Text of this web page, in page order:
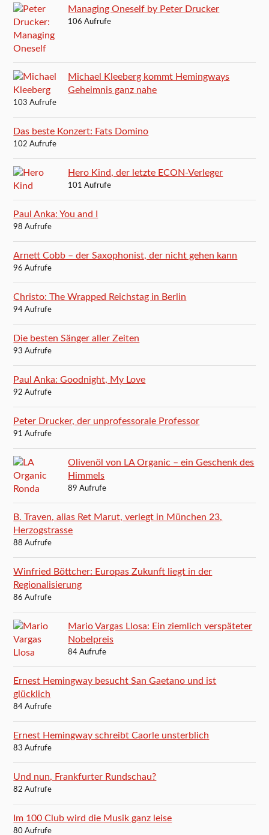
Managing Oneself by Peter Drucker
106 Aufrufe
Michael Kleeberg kommt Hemingways
Geheimnis ganz nahe
103 Aufrufe
Das beste Konzert: Fats Domino
102 Aufrufe
Hero Kind, der letzte ECON-Verleger
101 Aufrufe
Paul Anka: You and I
98 Aufrufe
Arnett Cobb – der Saxophonist, der nicht gehen kann
96 Aufrufe
Christo: The Wrapped Reichstag in Berlin
94 Aufrufe
Die besten Sänger aller Zeiten
93 Aufrufe
Paul Anka: Goodnight, My Love
92 Aufrufe
Peter Drucker, der unprofessorale Professor
91 Aufrufe
Olivenöl von LA Organic – ein Geschenk des
Himmels
89 Aufrufe
B. Traven, alias Ret Marut, verlegt in München 23,
Herzogstrasse
88 Aufrufe
Winfried Böttcher: Europas Zukunft liegt in der
Regionalisierung
86 Aufrufe
Mario Vargas Llosa: Ein ziemlich verspäteter
Nobelpreis
84 Aufrufe
Ernest Hemingway besucht San Gaetano und ist
glücklich
84 Aufrufe
Ernest Hemingway schreibt Caorle unsterblich
83 Aufrufe
Und nun, Frankfurter Rundschau?
82 Aufrufe
Im 100 Club wird die Musik ganz leise
80 Aufrufe